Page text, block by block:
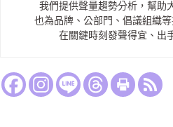
我們提供聲量趨勢分析，幫助
也為品牌、公部門、倡議組織
在關鍵時刻發聲得宜、出